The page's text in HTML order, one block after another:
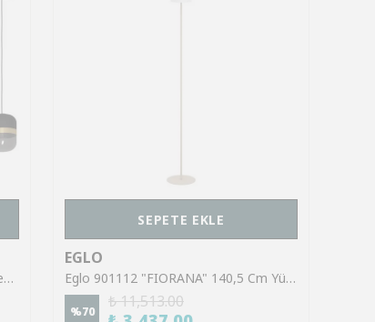
Eglo 39921 "SINSIGA" 150 Cm Yüksekliğinde Çelik Siyah Sarkıt Avize
SEPETE EKLE
EGLO
Eglo 901112 "FIORANA" 140,5 Cm Yüksekliğinde Çelik Köşe Lambası Lambader
%70
₺ 11,513.00